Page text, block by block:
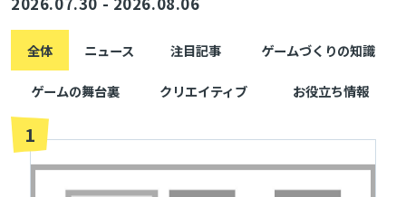
全体 ニュース 注目記事 ゲームづくりの知識
ゲームの舞台裏 クリエイティブ お役立ち情報
1